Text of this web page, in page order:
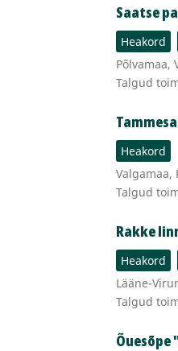
Saatse
Heakord
Põlvamaa,
Talgud
Heakord
Valgamaa,
Talgud
Rakke
Heakord
Lääne-
Talgud